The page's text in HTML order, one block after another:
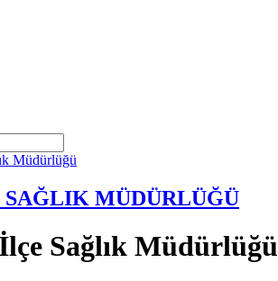
MÜDÜRLÜĞÜ
Sağlık Müdürlüğü